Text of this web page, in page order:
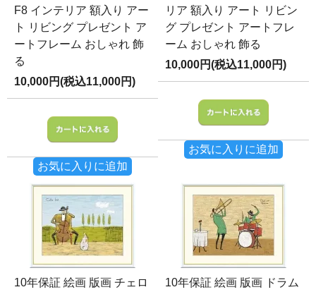
F8 インテリア 額入り アー
ト リビング プレゼント ア
ートフレーム おしゃれ 飾
る
10,000円(税込11,000円)
お気に入りに追加
リア 額入り アート リビン
グ プレゼント アートフレ
ーム おしゃれ 飾る
10,000円(税込11,000円)
お気に入りに追加
10年保証 絵画 版画 チェロ
10年保証 絵画 版画 ドラム